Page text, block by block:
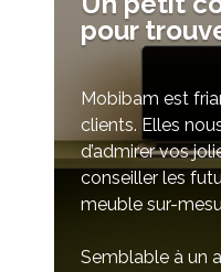
pour
Mobibam est
clients. Elles
d’admirer vos
conseiller les
meuble sur-
Semblable à un